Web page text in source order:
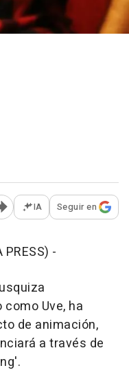
Abrir opciones para
IA Seguir en
PRESS) -
Uve, ha
de animación,
a través de